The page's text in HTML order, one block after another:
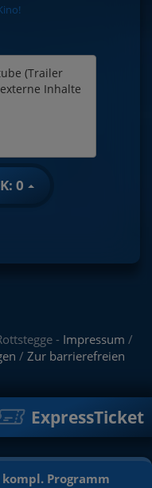
kompl. Programm
ExpressTicket
(Trailer
Inhalte
0
- Impressum /
/ Zur barrierefreien